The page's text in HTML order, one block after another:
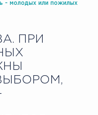
- молодых или пожилых
ПРИ